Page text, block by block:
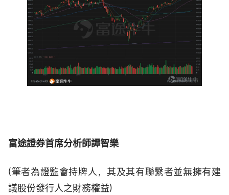
富途證券首席分析師譚智樂
(筆者為證監會持牌人，其及其有聯繫者並無擁有建
議股份發行人之財務權益)